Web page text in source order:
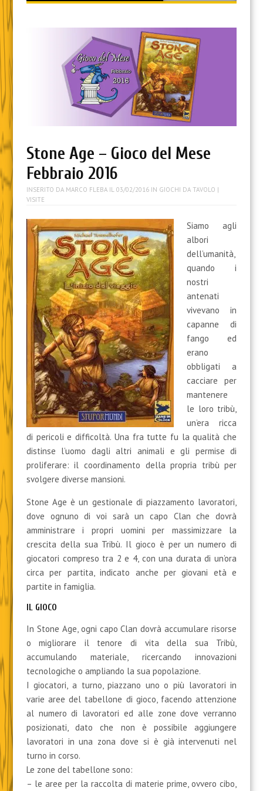
content
Stone Age – Gioco del Mese
Febbraio 2016
INSERITO DA MARCO FLEBAIL 03/02/2016IN GIOCHI DA TAVOLO |
VISITE
Siamo agli
albori
dell’umanità,
quando i
nostri
antenati
vivevano in
capanne di
fango ed
erano
obbligati a
cacciare per
mantenere
le loro tribù,
un’era ricca
di pericoli e difficoltà. Una fra tutte fu la qualità che
distinse l’uomo dagli altri animali e gli permise di
proliferare: il coordinamento della propria tribù per
svolgere diverse mansioni.
Stone Age è un gestionale di piazzamento lavoratori,
dove ognuno di voi sarà un capo Clan che dovrà
amministrare i propri uomini per massimizzare la
crescita della sua Tribù. Il gioco è per un numero di
giocatori compreso tra 2 e 4, con una durata di un’ora
circa per partita, indicato anche per giovani età e
partite in famiglia.
IL GIOCO
In Stone Age, ogni capo Clan dovrà accumulare risorse
o migliorare il tenore di vita della sua Tribù,
accumulando materiale, ricercando innovazioni
tecnologiche o ampliando la sua popolazione.
I giocatori, a turno, piazzano uno o più lavoratori in
varie aree del tabellone di gioco, facendo attenzione
al numero di lavoratori ed alle zone dove verranno
posizionati, dato che non è possibile aggiungere
lavoratori in una zona dove si è già intervenuti nel
turno in corso.
Le zone del tabellone sono:
– le aree per la raccolta di materie prime, ovvero cibo,